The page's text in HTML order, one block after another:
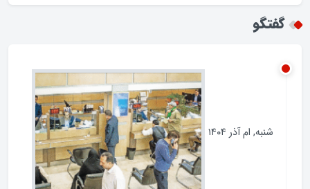
گفتگو
شنبه, ام آذر ۱۴۰۴